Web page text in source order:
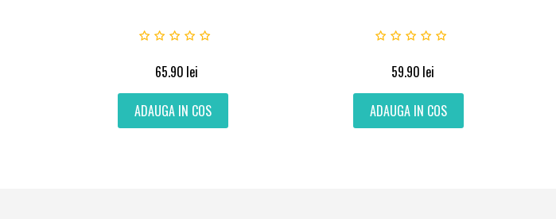
65.90 lei
ADAUGA IN COS
59.90 lei
ADAUGA IN COS